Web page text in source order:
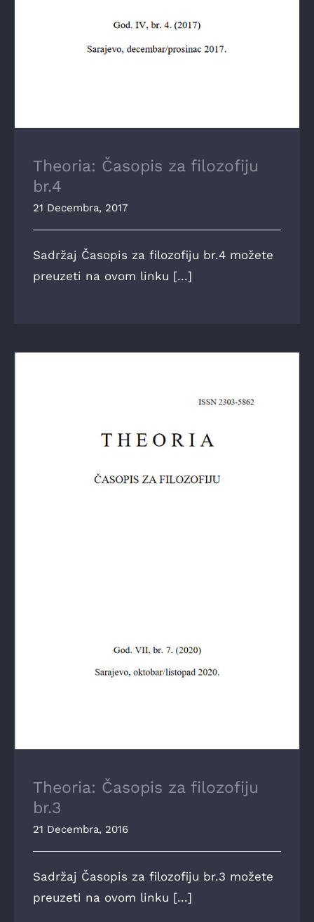
Theoria: Časopis za filozofiju
br.4
21 Decembra, 2017
Sadržaj Časopis za filozofiju br.4 možete
preuzeti na ovom linku [...]
Theoria: Časopis za filozofiju
br.3
21 Decembra, 2016
Sadržaj Časopis za filozofiju br.3 možete
preuzeti na ovom linku [...]